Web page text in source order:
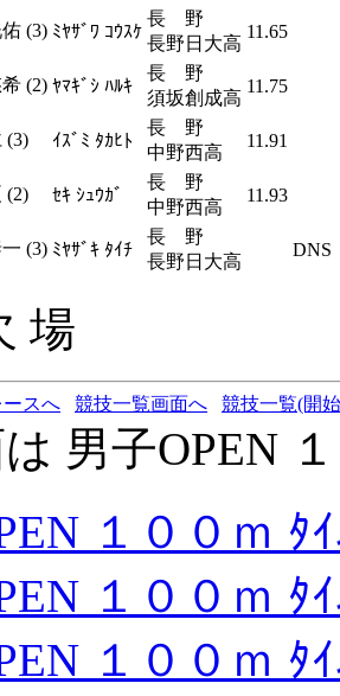
(3) ﾐﾔｻﾞﾜ ｺｳｽｹ
長 野
長野日大高
11.65
(2) ﾔﾏｷﾞｼ ﾊﾙｷ
長 野
須坂創成高
11.75
(3) ｲｽﾞﾐ ﾀｶﾋﾄ
長 野
中野西高
11.91
(2) ｾｷ ｼｭｳｶﾞ
長 野
中野西高
11.93
(3) ﾐﾔｻﾞｷ ﾀｲﾁ
長 野
長野日大高
DNS
場
スへ 競技一覧画面へ 競技一覧(開
男子OPEN
１００ｍ ﾀ
１００ｍ ﾀ
１００ｍ ﾀ